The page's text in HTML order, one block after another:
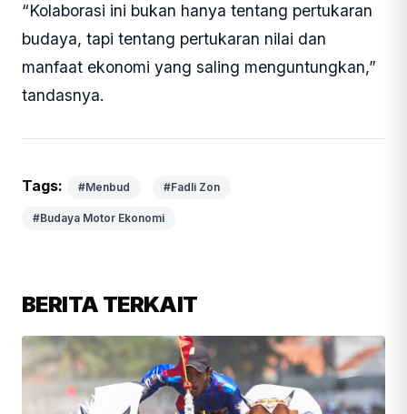
“Kolaborasi ini bukan hanya tentang pertukaran
budaya, tapi tentang pertukaran nilai dan
manfaat ekonomi yang saling menguntungkan,”
tandasnya.
Tags: #Menbud #Fadli Zon
#Budaya Motor Ekonomi
BERITA TERKAIT